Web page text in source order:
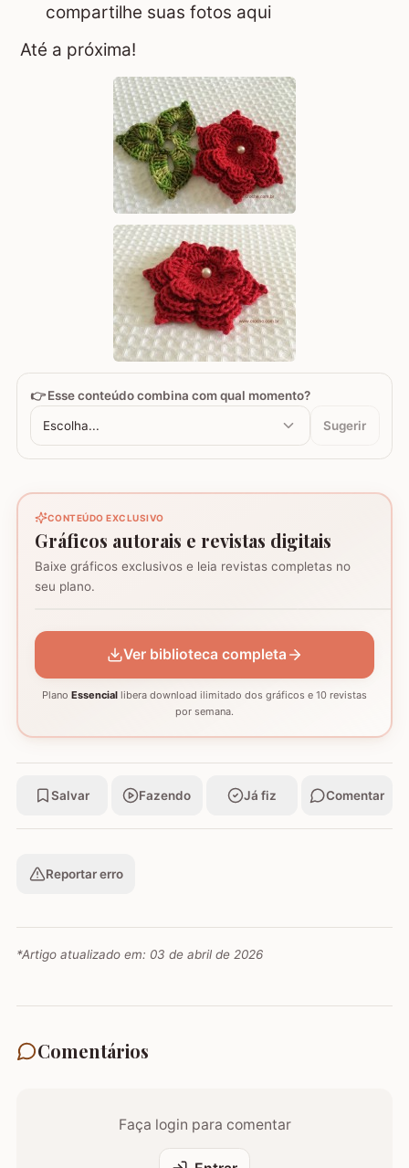
compartilhe suas fotos aqui
Até a próxima!
👉 Esse conteúdo combina com qual momento?
Escolha... Sugerir
CONTEÚDO EXCLUSIVO
Gráficos autorais e revistas digitais
Baixe gráficos exclusivos e leia revistas completas no
seu plano.
Coração - Tapete
montagem
Ver biblioteca completa
Plano Essencial libera download ilimitado dos gráficos e 10 revistas
por semana.
Salvar Fazendo Já fiz Comentar
Reportar erro
*Artigo atualizado em: 03 de abril de 2026
Comentários
Faça login para comentar